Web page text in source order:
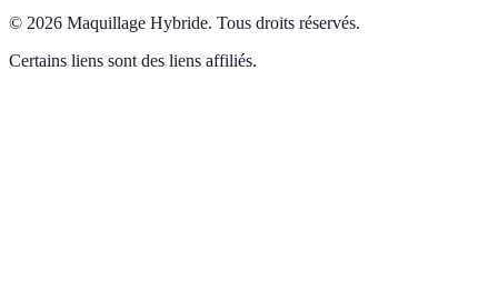
© 2026 Maquillage Hybride. Tous droits réservés.
Certains liens sont des liens affiliés.